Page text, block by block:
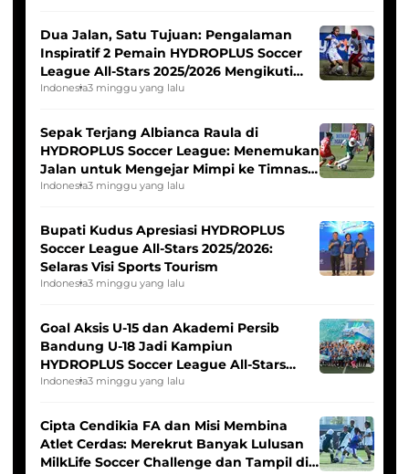
Dua Jalan, Satu Tujuan: Pengalaman
Inspiratif 2 Pemain HYDROPLUS Soccer
League All-Stars 2025/2026 Mengikuti
Seleksi Timnas Indonesia Putri
Indonesia3 minggu yang lalu
Sepak Terjang Albianca Raula di
HYDROPLUS Soccer League: Menemukan
Jalan untuk Mengejar Mimpi ke Timnas
Indonesia Putri
Indonesia3 minggu yang lalu
Bupati Kudus Apresiasi HYDROPLUS
Soccer League All-Stars 2025/2026:
Selaras Visi Sports Tourism
Indonesia3 minggu yang lalu
Goal Aksis U-15 dan Akademi Persib
Bandung U-18 Jadi Kampiun
HYDROPLUS Soccer League All-Stars
2025/2026
Indonesia3 minggu yang lalu
Cipta Cendikia FA dan Misi Membina
Atlet Cerdas: Merekrut Banyak Lulusan
MilkLife Soccer Challenge dan Tampil di